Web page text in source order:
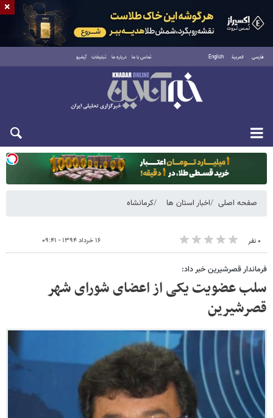
فارسی العربية English تماس با ما درباره ما تبلیغات آرشیو
یکشنبه ۱۸ مرداد ۱۴۰۵
صفحه اصلی اخبار استان ها کرمانشاه
۰ نفر ۱۶ خرداد ۱۳۹۴ - ۰۹:۴۱
فرماندار قصرشیرین خبر داد:
سلب عضویت یکی از اعضای شورای شهر
قصرشیرین
×